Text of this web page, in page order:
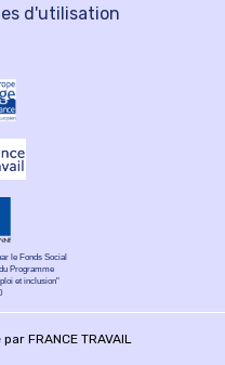
d'utilisation
le Fonds Social
Programme
et inclusion"
FRANCE TRAVAIL